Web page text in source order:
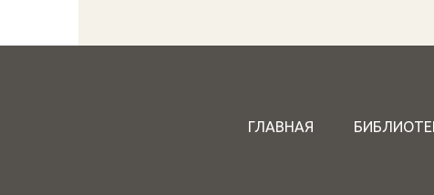
ГЛАВНАЯ